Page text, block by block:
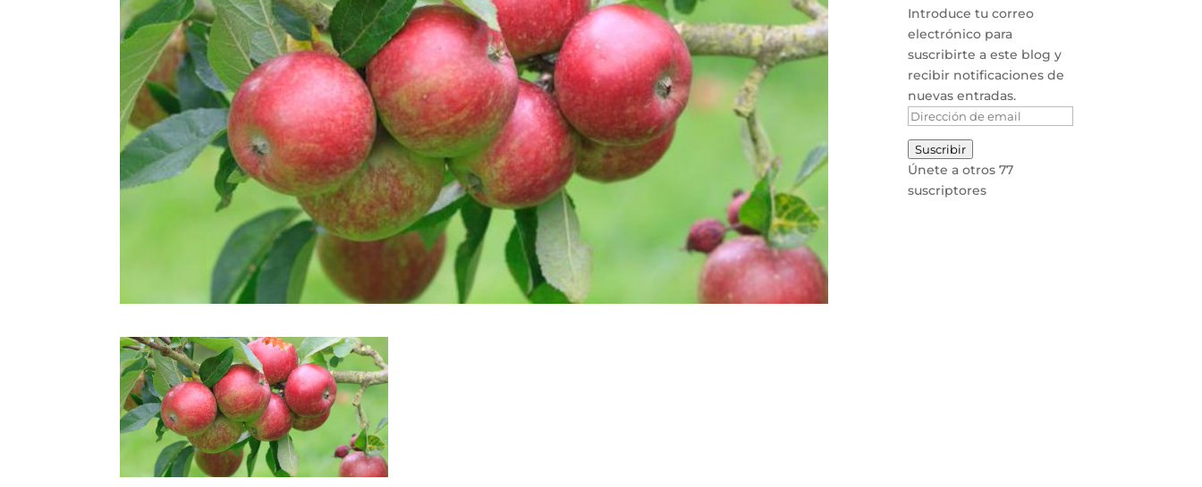
Introduce tu correo
electrónico para
suscribirte a este blog y
recibir notificaciones de
nuevas entradas.
Dirección
de
email
Suscribir
Únete a otros 77
suscriptores